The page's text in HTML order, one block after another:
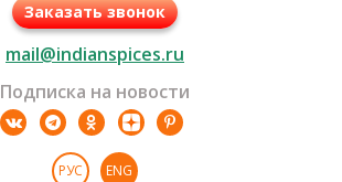
Заказать звонок
mail@indianspices.ru
Подписка на новости
РУС ENG